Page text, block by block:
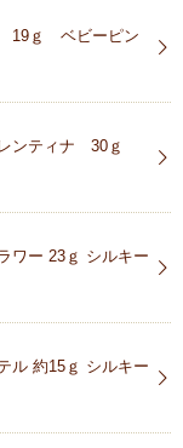
19ｇ ベビーピン
レンティナ 30ｇ
ワー 23ｇ シルキー
ル 約15ｇ シルキー